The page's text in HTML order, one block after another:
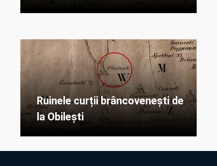
Ruinele curții brâncovenești de
la Obilești